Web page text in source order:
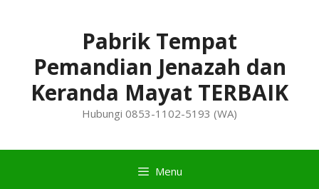
Pabrik Tempat
Pemandian Jenazah dan
Keranda Mayat TERBAIK
Hubungi 0853-1102-5193 (WA)
Menu